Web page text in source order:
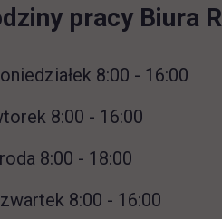
pracy Biura
8:00 - 16:00
8:00 - 16:00
8:00 - 18:00
8:00 - 16:00